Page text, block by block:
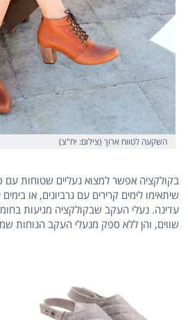
השקעה לטווח ארוך (צילום: יח"צ)
בקולקציה אפשר למצוא נעליים שטוחות עם
שיתאימו לימים קרירים עם גרביונים, או
עדינה. נעלי העקב שבקולקציה מגיעות
שווים, והן ללא ספק מנעלי העקב הנוחות